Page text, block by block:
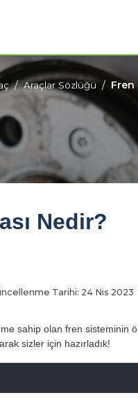
Araçlar Sözlüğü Fren
Nedir?
Tarihi: 24 Nis 2023
sahip olan fren sisteminin
sizler için hazırladık!